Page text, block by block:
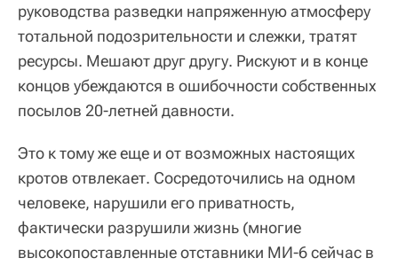
руководства разведки напряженную атмосферу
тотальной подозрительности и слежки, тратят
ресурсы. Мешают друг другу. Рискуют и в конце
концов убеждаются в ошибочности собственных
посылов 20-летней давности.
Это к тому же еще и от возможных настоящих
кротов отвлекает. Сосредоточились на одном
человеке, нарушили его приватность,
фактически разрушили жизнь (многие
высокопоставленные отставники МИ-6 сейчас в